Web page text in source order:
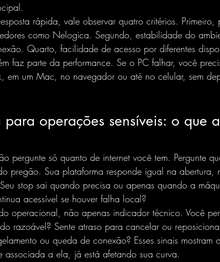
rápida, vale observar quatro critérios. Primeiro,
como Nelogica. Segundo, estabilidade do
Quarto, facilidade de acesso por diferentes
faz parte da performance. Se o PC falhar, você
em um Mac, no navegador ou até no celular, sem
operações sensíveis: o que
pergunte só quanto de internet você tem. Pergunte
pregão. Sua plataforma responde igual na abertura,
stop sai quando precisa ou apenas quando a
acessível se houver falha local?
operacional, não apenas indicador técnico. Você
razoável? Sente atraso para cancelar ou
ou queda de conexão? Esses sinais mostram
associada a ela, já está afetando sua curva.